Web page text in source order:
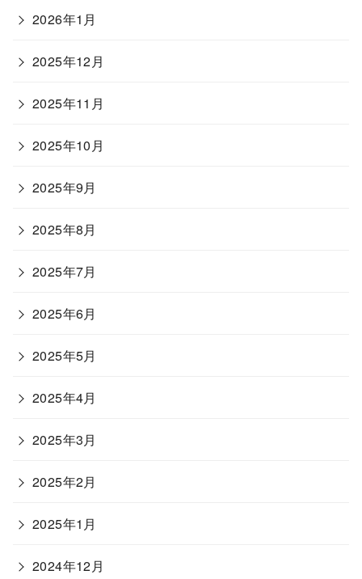
2026年1月
2025年12月
2025年11月
2025年10月
2025年9月
2025年8月
2025年7月
2025年6月
2025年5月
2025年4月
2025年3月
2025年2月
2025年1月
2024年12月